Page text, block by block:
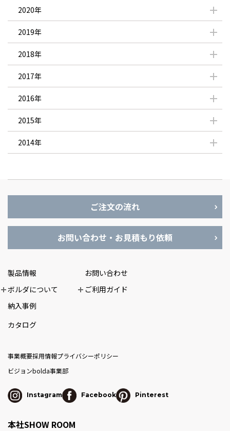
2020年
2019年
2018年
2017年
2016年
2015年
2014年
ご注文の流れ
お問い合わせ・お見積もり依頼
製品情報
ボルダについて
納入事例
カタログ
お問い合わせ
ご利用ガイド
事業概要採用情報プライバシーポリシー
ビジョンbolda事業部
Instagram Facebook Pinterest
本社SHOW ROOM